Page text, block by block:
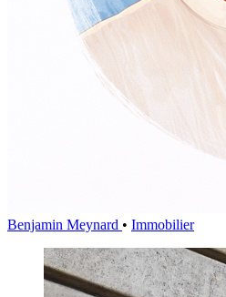
Benjamin Meynard • Immobilier